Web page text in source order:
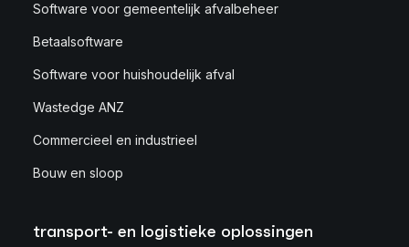
Software voor gemeentelijk afvalbeheer
Betaalsoftware
Software voor huishoudelijk afval
Wastedge ANZ
Commercieel en industrieel
Bouw en sloop
transport- en logistieke oplossingen